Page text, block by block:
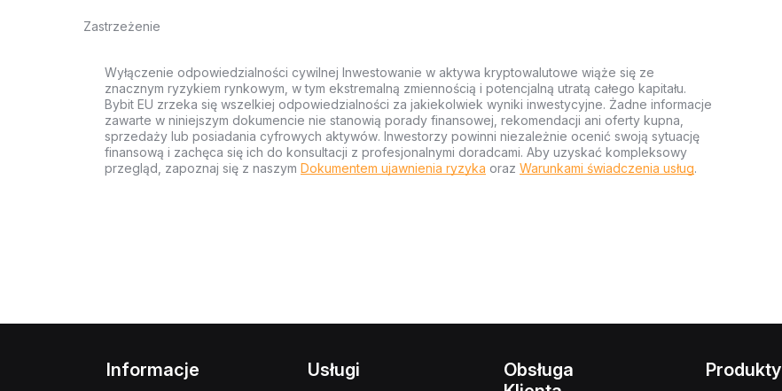
Zastrzeżenie
Wyłączenie odpowiedzialności cywilnej Inwestowanie w aktywa kryptowalutowe wiąże się ze
znacznym ryzykiem rynkowym, w tym ekstremalną zmiennością i potencjalną utratą całego kapitału.
Bybit EU zrzeka się wszelkiej odpowiedzialności za jakiekolwiek wyniki inwestycyjne. Żadne informacje
zawarte w niniejszym dokumencie nie stanowią porady finansowej, rekomendacji ani oferty kupna,
sprzedaży lub posiadania cyfrowych aktywów. Inwestorzy powinni niezależnie ocenić swoją sytuację
finansową i zachęca się ich do konsultacji z profesjonalnymi doradcami. Aby uzyskać kompleksowy
przegląd, zapoznaj się z naszym Dokumentem ujawnienia ryzyka oraz Warunkami świadczenia usług.
Informacje Usługi
Obsługa
Produkty